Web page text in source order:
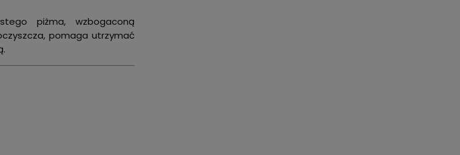
piżma, wzbogaconą
pomaga utrzymać